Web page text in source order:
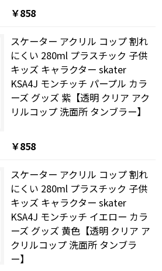
￥858
スケーター アクリル コップ 割れ
にくい 280ml プラスチック 子供
キッズ キャラクター skater
KSA4J モンチッチ パープル カラ
ーズ グッズ 紫【透明 クリア アク
リルコップ 洗面所 タンブラー】
￥858
スケーター アクリル コップ 割れ
にくい 280ml プラスチック 子供
キッズ キャラクター skater
KSA4J モンチッチ イエロー カラ
ーズ グッズ 黄色【透明 クリア ア
クリルコップ 洗面所 タンブラ
ー】